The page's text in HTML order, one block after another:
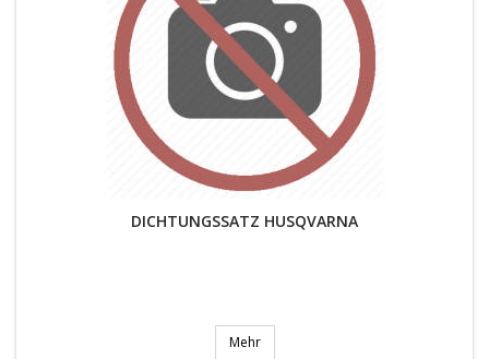
DICHTUNGSSATZ HUSQVARNA
Mehr